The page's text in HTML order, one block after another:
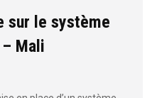
sur le système
– Mali